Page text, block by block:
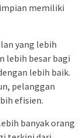
memiliki
yang lebih
lebih besar bagi
lebih baik.
pelanggan
efisien.
banyak orang